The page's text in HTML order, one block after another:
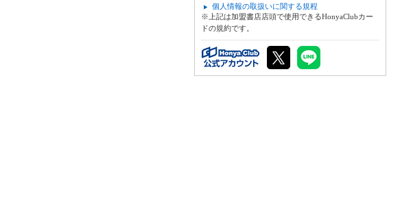
個人情報の取扱いに関する規程
※上記は加盟書店店頭で使用できるHonyaClubカー
ドの規約です。